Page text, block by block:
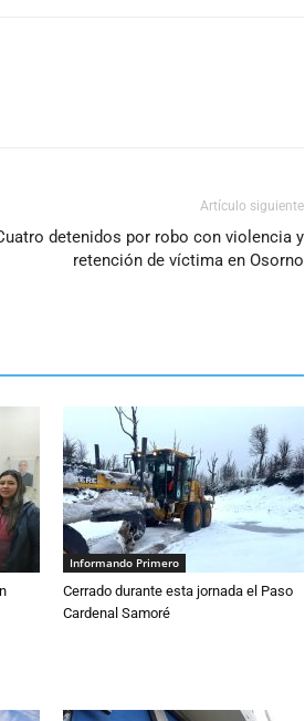
Artículo siguiente
detenidos por robo con violencia y
retención de víctima en Osorno
Informando Primero
Cerrado durante esta jornada el Paso
Cardenal Samoré